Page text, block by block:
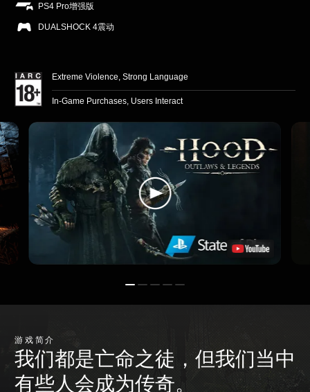
PS4 Pro增强版
DUALSHOCK 4震动
Extreme Violence, Strong Language
In-Game Purchases, Users Interact
游戏简介
我们都是亡命之徒，但我们当中
有些人会成为传奇。